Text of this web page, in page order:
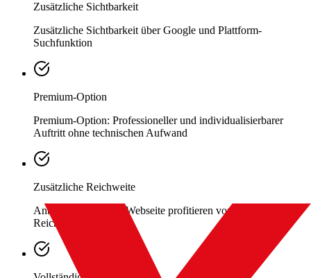
Zusätzliche Sichtbarkeit
Zusätzliche Sichtbarkeit über Google und Plattform-
Suchfunktion
Premium-Option
Premium-Option: Professioneller und individualisierbarer
Auftritt ohne technischen Aufwand
Zusätzliche Reichweite
Anbieter mit eigener Webseite profitieren von zusätzlicher
Reichweite